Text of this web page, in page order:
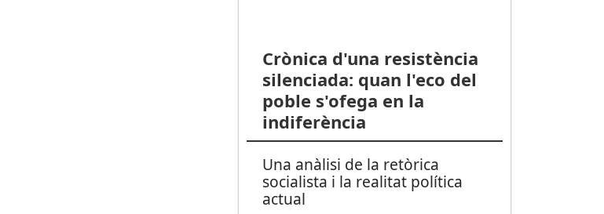
Crònica d'una resistència
silenciada: quan l'eco del
poble s'ofega en la
indiferència
Una anàlisi de la retòrica
socialista i la realitat política
actual